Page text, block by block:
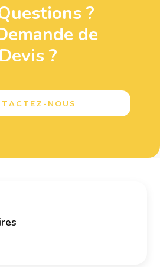
?
de
Devis ?
NOUS